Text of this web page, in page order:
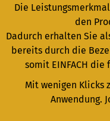
Die
den
Dadurch erhalten Sie
bereits durch die
somit EINFACH
Mit wenigen Klicks
Anwendung.